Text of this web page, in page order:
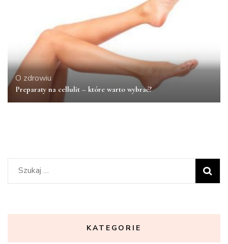
O zdrowiu
Preparaty na cellulit – które warto wybrać?
Szukaj:
KATEGORIE